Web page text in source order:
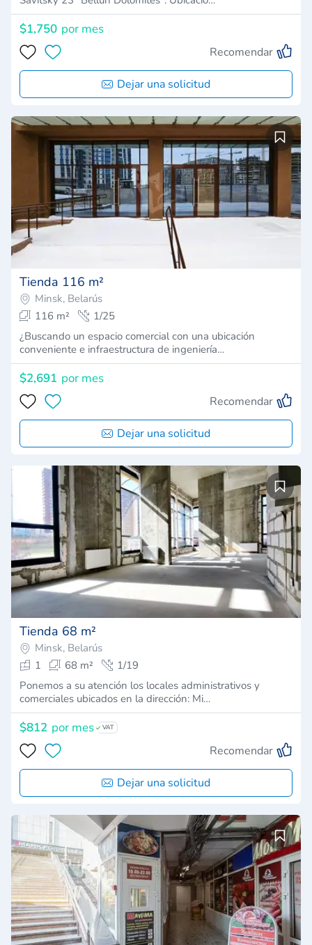
$1,750 por mes
Recomendar
Dejar una solicitud
Tienda 116 m²
Minsk, Belarús
116 m²
1/25
¿Buscando un espacio comercial con una ubicación
conveniente e infraestructura de ingeniería…
$2,691 por mes
Recomendar
Dejar una solicitud
Tienda 68 m²
Minsk, Belarús
1
68 m²
1/19
Ponemos a su atención los locales administrativos y
comerciales ubicados en la dirección: Mi…
$812 por mes VAT
Recomendar
Dejar una solicitud